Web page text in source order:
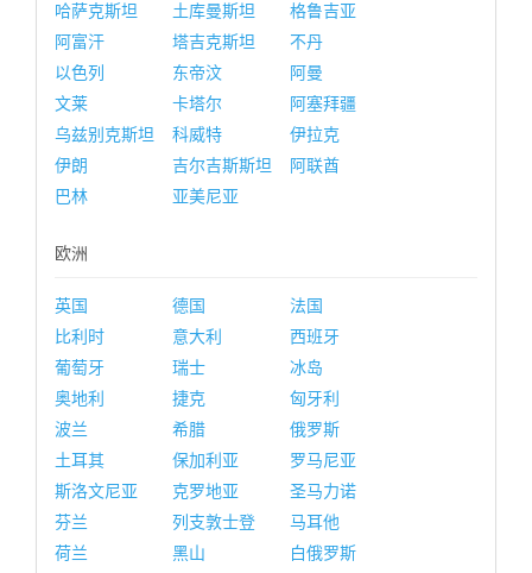
哈萨克斯坦
土库曼斯坦
格鲁吉亚
阿富汗
塔吉克斯坦
不丹
以色列
东帝汶
阿曼
文莱
卡塔尔
阿塞拜疆
乌兹别克斯坦
科威特
伊拉克
伊朗
吉尔吉斯斯坦
阿联酋
巴林
亚美尼亚
欧洲
英国 德国
法国
比利时
意大利
西班牙
葡萄牙
瑞士
冰岛
奥地利
捷克
匈牙利
波兰
希腊
俄罗斯
土耳其
保加利亚
罗马尼亚
斯洛文尼亚
克罗地亚
圣马力诺
芬兰
列支敦士登
马耳他
荷兰
黑山
白俄罗斯